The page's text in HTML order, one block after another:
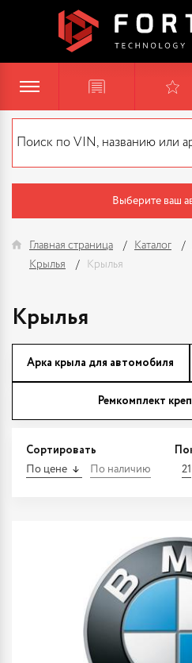
Выберите ваш
Главная страница Каталог
Крылья
Крылья
Крылья
Арка крыла для автомобиля
Ремкомплект
Сортировать
По цене По наличию 21